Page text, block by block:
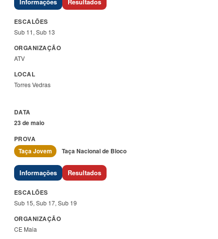
Sub 11, Sub 13
ATV
Torres Vedras
23 de maio
Taça Jovem Taça Nacional de Bloco
Informações Resultados
Sub 15, Sub 17, Sub 19
CE Maia